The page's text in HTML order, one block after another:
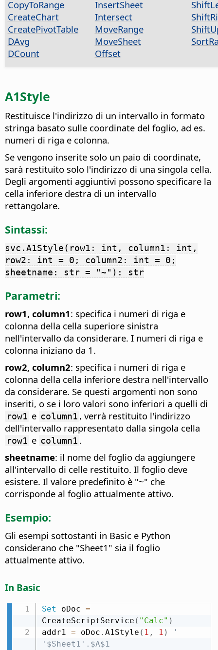
CopyToRange
CreateChart
CreatePivotTable
DAvg
DCount
InsertSheet
Intersect
MoveRange
MoveSheet
Offset
A1Style
Restituisce l'indirizzo di un intervallo in formato
stringa basato sulle coordinate del foglio, ad es.
numeri di riga e colonna.
Se vengono inserite solo un paio di coordinate,
sarà restituito solo l'indirizzo di una singola cella.
Degli argomenti aggiuntivi possono specificare la
cella inferiore destra di un intervallo
rettangolare.
Sintassi:
svc.A1Style(row1: int, column1: int,
row2: int = 0; column2: int = 0;
sheetname: str = "~"): str
Parametri:
row1, column1: specifica i numeri di riga e
colonna della cella superiore sinistra
nell'intervallo da considerare. I numeri di riga e
colonna iniziano da 1.
row2, column2: specifica i numeri di riga e
colonna della cella inferiore destra nell'intervallo
da considerare. Se questi argomenti non sono
inseriti, o se i loro valori sono inferiori a quelli di
row1 e column1 , verrà restituito l'indirizzo
dell'intervallo rappresentato dalla singola cella
row1 e column1 .
sheetname: il nome del foglio da aggiungere
all'intervallo di celle restituito. Il foglio deve
esistere. Il valore predefinito è "~" che
corrisponde al foglio attualmente attivo.
Esempio:
Gli esempi sottostanti in Basic e Python
considerano che "Sheet1" sia il foglio
attualmente attivo.
In Basic
Set oDoc =
CreateScriptService ( "Calc" )
addr1 = oDoc . A1Style ( 1 , 1 )
'
'$Sheet1'.$A$1